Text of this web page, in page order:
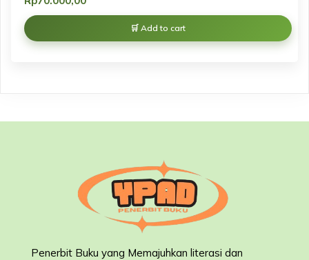
Add to cart
Penerbit Buku yang Memajuhkan literasi dan